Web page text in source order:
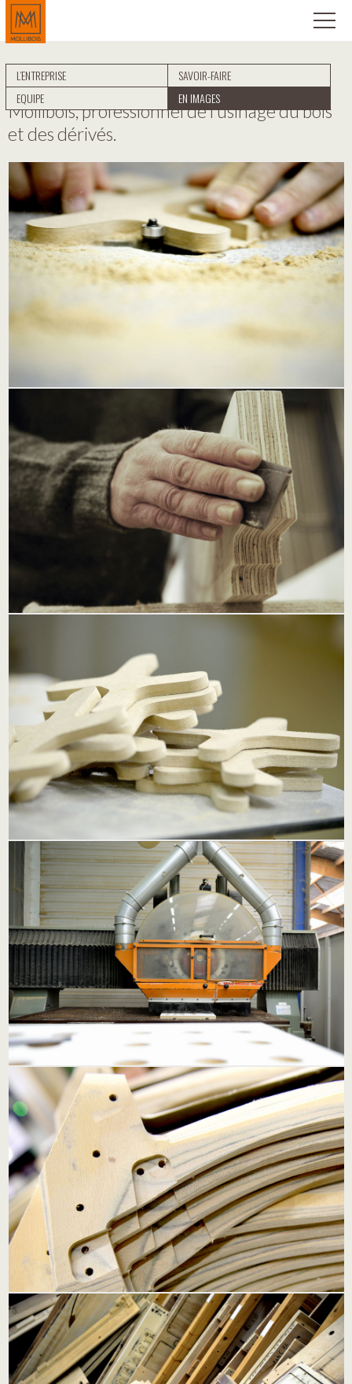
L’ENTREPRISE
SAVOIR-FAIRE
EQUIPE
EN IMAGES
Mollibois, professionnel de l’usinage du bois
et des dérivés.